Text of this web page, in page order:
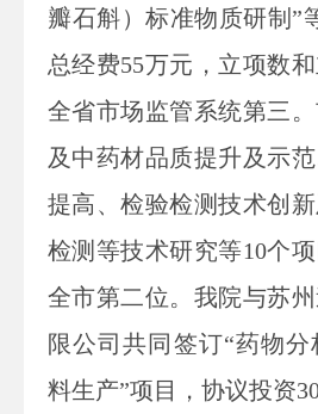
瓣石斛）标准物质研制”
总经费55万元，立项数
全省市场监管系统第三
及中药材品质提升及示
提高、检验检测技术创新
检测等技术研究等10个
全市第二位。 我院与苏
限公司共同签订“药物
料生产”项目，协议投资